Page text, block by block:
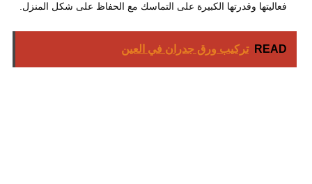
فعاليتها وقدرتها الكبيرة على التماسك مع الحفاظ على شكل المنزل.
READ تركيب ورق جدران في العين